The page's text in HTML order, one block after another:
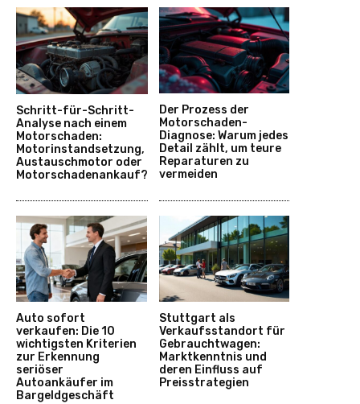
Schritt-für-Schritt-
Analyse nach einem
Motorschaden:
Motorinstandsetzung,
Austauschmotor oder
Motorschadenankauf?
Der Prozess der
Motorschaden-
Diagnose: Warum jedes
Detail zählt, um teure
Reparaturen zu
vermeiden
Auto sofort
verkaufen: Die 10
wichtigsten Kriterien
zur Erkennung
seriöser
Autoankäufer im
Bargeldgeschäft
Stuttgart als
Verkaufsstandort für
Gebrauchtwagen:
Marktkenntnis und
deren Einfluss auf
Preisstrategien